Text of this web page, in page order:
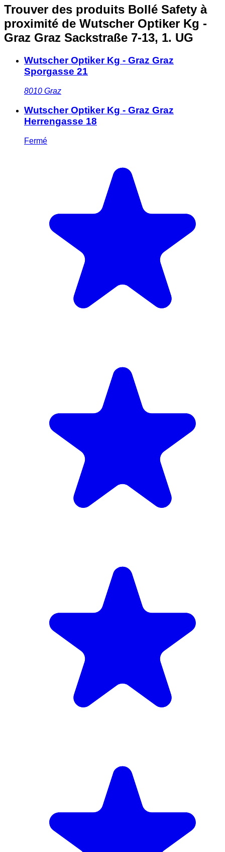
Trouver des produits Bollé Safety à
proximité de Wutscher Optiker Kg -
Graz Graz Sackstraße 7-13, 1. UG
Wutscher Optiker Kg - Graz Graz
Sporgasse 21
8010 Graz
Wutscher Optiker Kg - Graz Graz
Herrengasse 18
Fermé